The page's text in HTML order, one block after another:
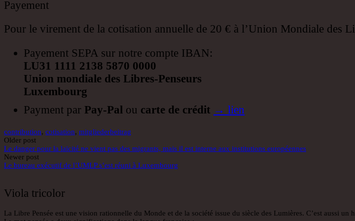
Payement
Pour le virement de la cotisation annuelle de 20 € à l’Union Mondiale des
Payement SEPA sur notre compte IBAN:
LU31 1111 2138 5870 0000
Union mondiale des Libres-Penseurs
Luxembourg
Payment par Pay-Pal ou carte de crédit → lien
contribution, cotisation, mitgliederbeitrag
Post
navigation
Older post
Le danger pour la laïcité ne vient pas des migrants, mais il est interne aux institutions européennes
Newer post
Le bureau exécutif de l’UMLP s’est réuni à Luxembourg
Viola tricolor
La Libre Pensée est une vision rationnelle du Monde et de la société issue du siècle des Lumières. C’est aussi